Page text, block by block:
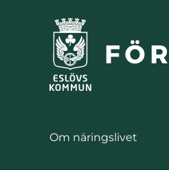
till innehåll
huvudmeny
Om näringslivet